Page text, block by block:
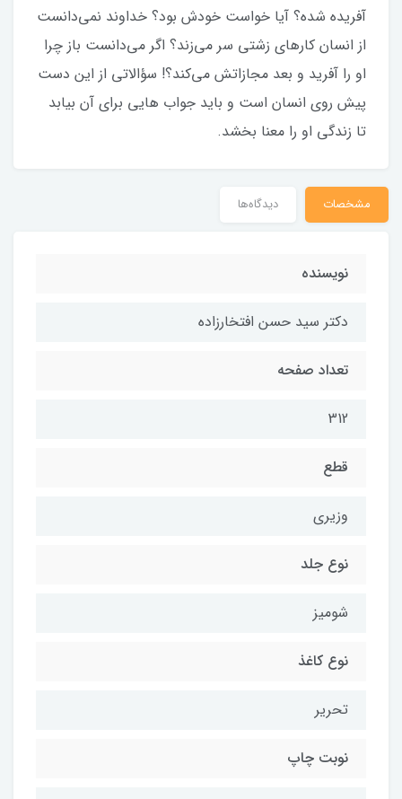
آفریده شده؟ آیا خواست خودش بود؟ خداوند نمی‌دانست
از انسان کارهای زشتی سر می‌زند؟ اگر می‌دانست باز چرا
او را آفرید و بعد مجازاتش می‌کند؟! سؤالاتی از این دست
پیش روی انسان است و باید جواب هایی برای آن بیابد
تا زندگی او را معنا بخشد.
مشخصات دیدگاه‌ها
نویسنده
دکتر سید حسن افتخارزاده
تعداد صفحه
312
قطع
وزیری
نوع جلد
شومیز
نوع کاغذ
تحریر
نوبت چاپ